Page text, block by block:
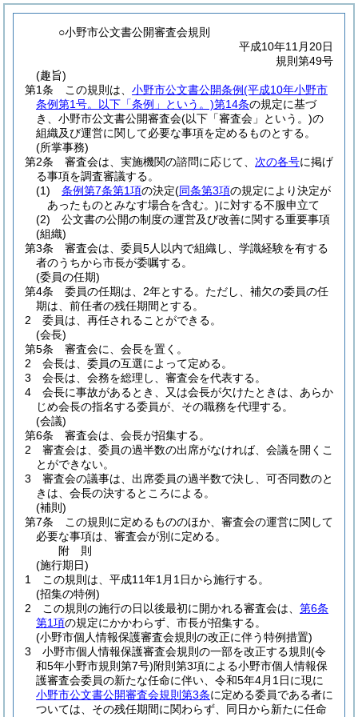
○小野市公文書公開審査会規則
平成10年11月20日
規則第49号
(趣旨)
第1条
この規則は、 小野市公文書公開条例(平成10年小野市
条例第1号。以下「条例」という。)第14条の規定に基づ
き、小野市公文書公開審査会(以下「審査会」という。)の
組織及び運営に関して必要な事項を定めるものとする。
(所掌事務)
第2条
審査会は、実施機関の諮問に応じて、 次の各号に掲げ
る事項を調査審議する。
(1)
条例第7条第1項の決定(同条第3項の規定により決定が
あったものとみなす場合を含む。)に対する不服申立て
(2)
公文書の公開の制度の運営及び改善に関する重要事項
(組織)
第3条
審査会は、委員5人以内で組織し、学識経験を有する
者のうちから市長が委嘱する。
(委員の任期)
第4条
委員の任期は、2年とする。 ただし、補欠の委員の任
期は、前任者の残任期間とする。
2
委員は、再任されることができる。
(会長)
第5条
審査会に、会長を置く。
2
会長は、委員の互選によって定める。
3
会長は、会務を総理し、審査会を代表する。
4
会長に事故があるとき、又は会長が欠けたときは、あらか
じめ会長の指名する委員が、その職務を代理する。
(会議)
第6条
審査会は、会長が招集する。
2
審査会は、委員の過半数の出席がなければ、会議を開くこ
とができない。
3
審査会の議事は、出席委員の過半数で決し、可否同数のと
きは、会長の決するところによる。
(補則)
第7条
この規則に定めるもののほか、審査会の運営に関して
必要な事項は、審査会が別に定める。
附 則
(施行期日)
1
この規則は、平成11年1月1日から施行する。
(招集の特例)
2
この規則の施行の日以後最初に開かれる審査会は、 第6条
第1項の規定にかかわらず、市長が招集する。
(小野市個人情報保護審査会規則の改正に伴う特例措置)
3
小野市個人情報保護審査会規則の一部を改正する規則 (令
和5年小野市規則第7号)附則第3項による小野市個人情報保
護審査会委員の新たな任命に伴い、令和5年4月1日に現に
小野市公文書公開審査会規則第3条に定める委員である者に
ついては、その残任期間に関わらず、同日から新たに任命